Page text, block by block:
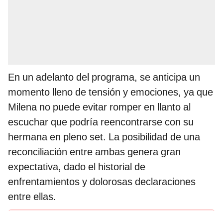
En un adelanto del programa, se anticipa un
momento lleno de tensión y emociones, ya que
Milena no puede evitar romper en llanto al
escuchar que podría reencontrarse con su
hermana en pleno set. La posibilidad de una
reconciliación entre ambas genera gran
expectativa, dado el historial de
enfrentamientos y dolorosas declaraciones
entre ellas.